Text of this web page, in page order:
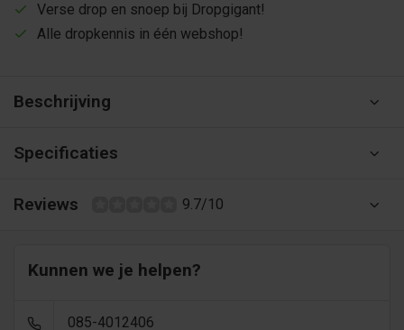
Verse drop en snoep bij Dropgigant!
Alle dropkennis in één webshop!
Beschrijving
Specificaties
Reviews 9.7/10
Kunnen we je helpen?
085-4012406